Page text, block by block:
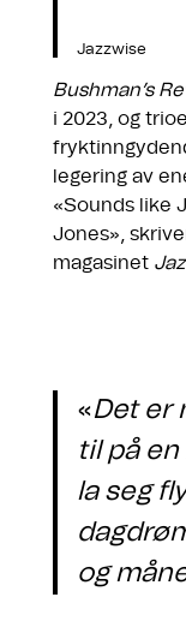
Jazzwise
Bushman’s
i 2023, og
legering av
«Sounds like
Jones»,
magasinet
«Det er
til på
la seg
og